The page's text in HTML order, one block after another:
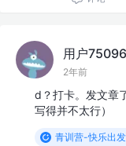
用户
2年前
d？打卡。发文章
写得并不太行）
青训营-快乐出发